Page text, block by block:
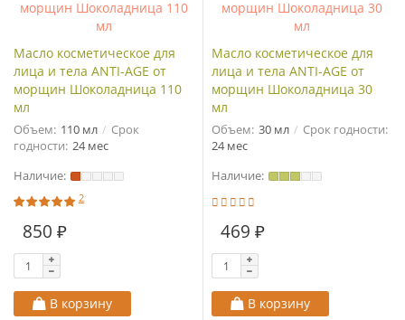
Масло косметическое для
лица и тела ANTI-AGE от
морщин Шоколадница 110
мл
Объем: 110 мл
Срок
годности: 24 мес
Наличие:
2
850 ₽
В корзину
Масло косметическое для
лица и тела ANTI-AGE от
морщин Шоколадница 30
мл
Объем: 30 мл
Срок годности:
24 мес
Наличие:
469 ₽
В корзину